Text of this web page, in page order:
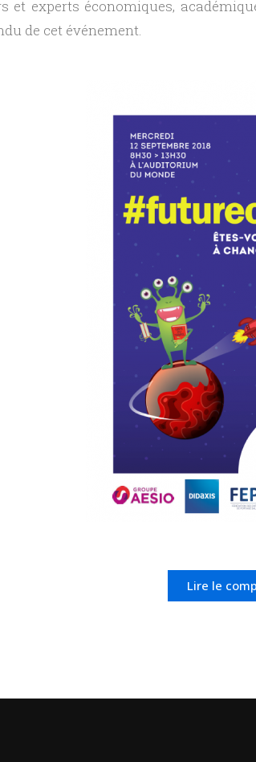
et experts économiques,
de cet événement.
Lire le